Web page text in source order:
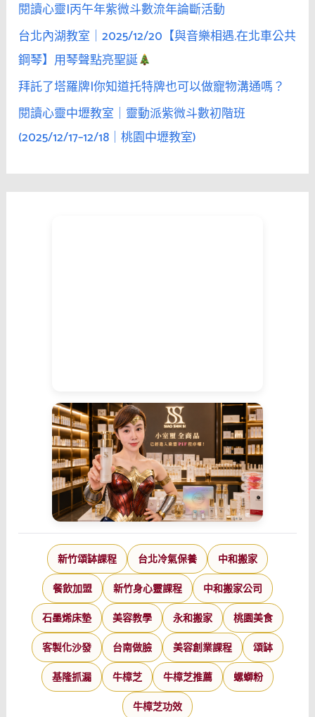
閱讀心靈|丙午年紫微斗數流年論斷活動
台北內湖教室｜2025/12/20【與音樂相遇.在北車公共
鋼琴】用琴聲點亮聖誕
拜託了塔羅牌|你知道托特牌也可以做寵物溝通嗎？
閱讀心靈中壢教室｜靈動派紫微斗數初階班
(2025/12/17–12/18｜桃園中壢教室)
新竹頌缽課程 台北冷氣保養 中和搬家
餐飲加盟 新竹身心靈課程 中和搬家公司
石墨烯床墊 美容教學 永和搬家 桃園美食
客製化沙發 台南做臉 美容創業課程 頌缽
基隆抓漏 牛樟芝 牛樟芝推薦 螺螄粉
牛樟芝功效